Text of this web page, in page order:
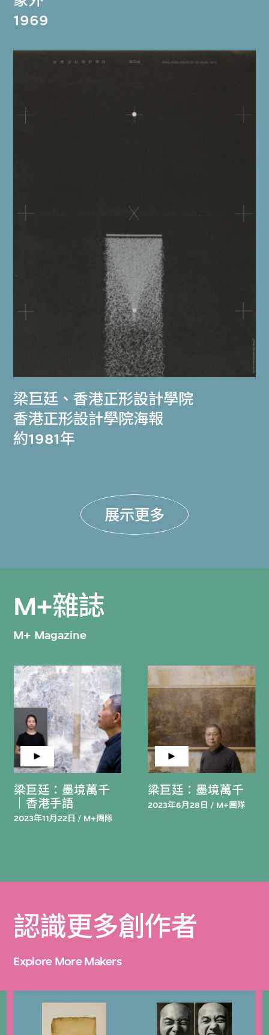
1969
梁巨廷 、香港正形設計學院
香港正形設計學院海報
約1981年
展示更多
M+雜誌
M+ Magazine
梁巨廷：墨境萬千
｜香港手語
2023年11月22日 / M+團隊
梁巨廷：墨境萬千
2023年6月28日 / M+團隊
認識更多創作者
Explore More Makers